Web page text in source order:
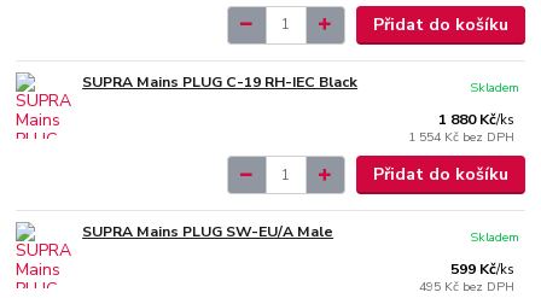
Přidat do košíku
SUPRA Mains PLUG C-19 RH-IEC Black
1 880 Kč/ks
1 554 Kč bez DPH
Skladem
Přidat do košíku
SUPRA Mains PLUG SW-EU/A Male
599 Kč/ks
495 Kč bez DPH
Skladem